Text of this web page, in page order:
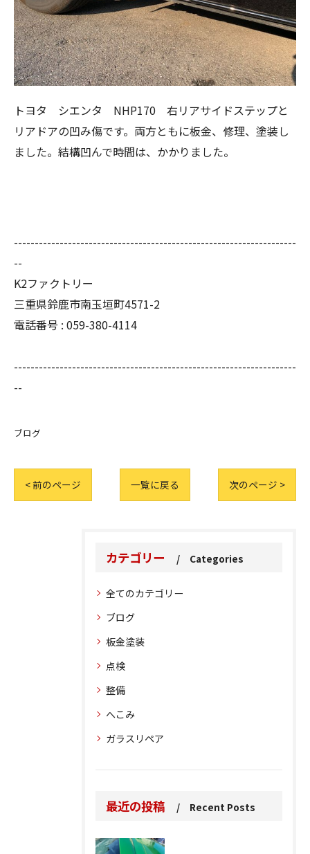
トヨタ シエンタ NHP170 右リアサイドステップと
リアドアの凹み傷です。両方ともに板金、修理、塗装し
ました。結構凹んで時間は、かかりました。
--------------------------------------------------------------------
--
K2ファクトリー
三重県鈴鹿市南玉垣町4571-2
電話番号 : 059-380-4114
--------------------------------------------------------------------
--
ブログ
< 前のページ 一覧に戻る 次のページ >
カテゴリー Categories
全てのカテゴリー
ブログ
板金塗装
点検
整備
へこみ
ガラスリペア
最近の投稿 Recent Posts